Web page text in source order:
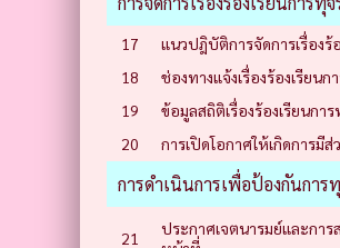
17 แนวปฎิบัติการจัดการเรื่อง
18
ช่องทางแจ้งเรื่องร้องเรีย
19
ข้อมูลสถิติเรื่องร้องเรียนก
20
การเปิดโอกาศให้เกิดการมีส่
การดำเนินการเพื่อป้องกันกา
21
ประกาศเจตนารมย์และกา